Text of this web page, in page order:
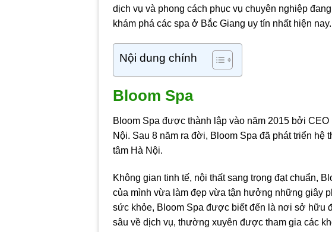
dịch vụ và phong cách phục vụ chuyên nghiệp
khám phá các spa ở Bắc Giang uy tín nhất hiện nay.
Nội dung chính
Bloom Spa
Bloom Spa được thành lập vào năm 2015 bởi
Nội. Sau 8 năm ra đời, Bloom Spa đã phát triển
tâm Hà Nội.
Không gian tinh tế, nội thất sang trọng đạt chuẩn,
của mình vừa làm đẹp vừa tận hưởng những giây
sức khỏe, Bloom Spa được biết đến là nơi sở hữu
sâu về dịch vụ, thường xuyên được tham gia các